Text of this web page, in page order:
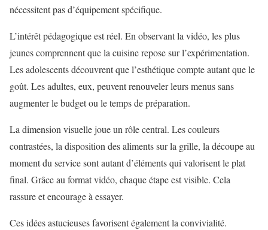
nécessitent pas d’équipement spécifique.
L’intérêt pédagogiqueest réel. En observant la vidéo, les plus
jeunes comprennent que la cuisine repose sur l’expérimentation.
Les adolescents découvrent que l’esthétique compte autant que le
goût. Les adultes, eux, peuvent renouveler leurs menus sans
augmenter le budget ou le temps de préparation.
La dimension visuelle joue un rôle central. Les couleurs
contrastées, la disposition des aliments sur la grille, la découpe au
moment du service sont autant d’éléments qui valorisent le plat
final. Grâce au format vidéo, chaque étape est visible. Cela
rassure et encourage à essayer.
Ces idées astucieuses favorisent également la convivialité.